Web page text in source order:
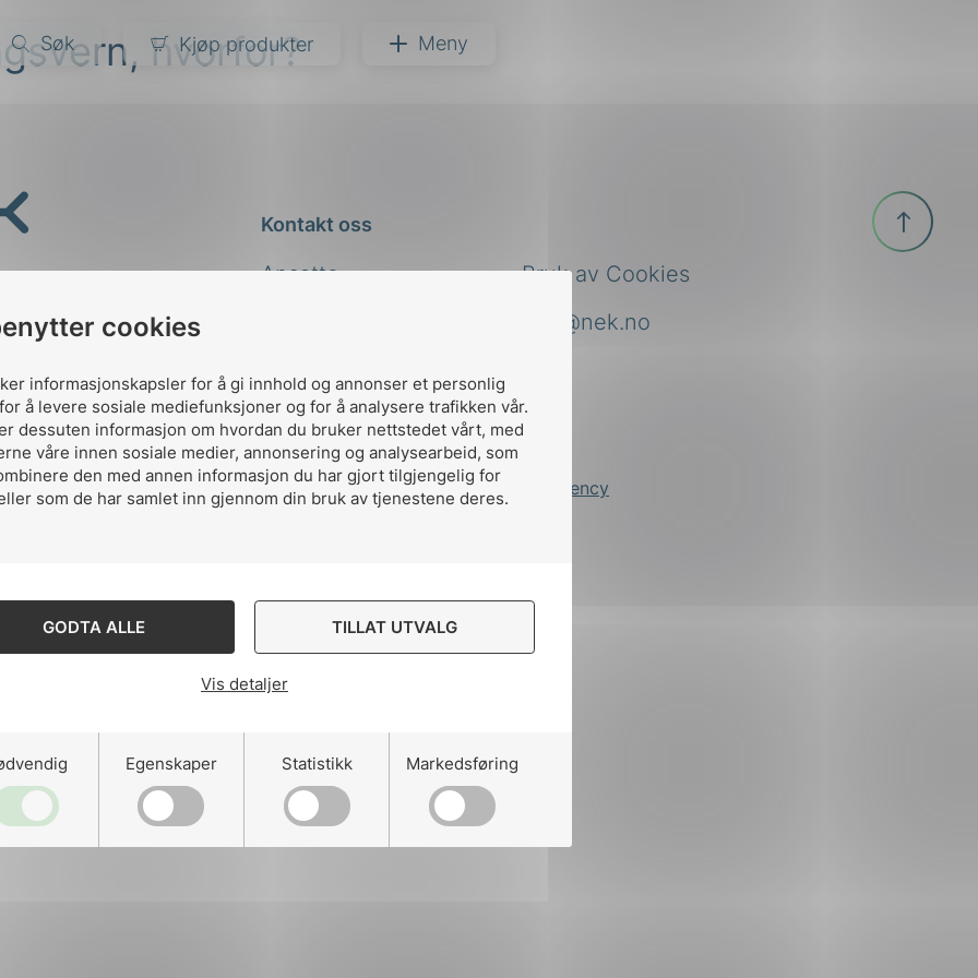
cookies
informasjonskapsler for å gi innhold og annonser et personlig
å levere sosiale mediefunksjoner og for å analysere trafikken vår.
dessuten informasjon om hvordan du bruker nettstedet vårt, med
våre innen sosiale medier, annonsering og analysearbeid, som
den med annen informasjon du har gjort tilgjengelig for
som de har samlet inn gjennom din bruk av tjenestene deres.
GODTA ALLE TILLAT UTVALG
Vis detaljer
Egenskaper Statistikk Markedsføring
Søk Kjøp produkter Meny
hvorfor?
Kontakt oss
Ansatte
nek@nek.no
Bruk av Cookies
Designed and developed by Stem Agency
Til
toppen